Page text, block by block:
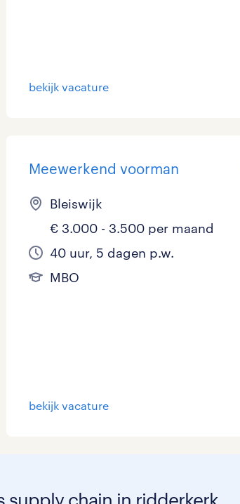
Personeel & Organisatie
bekijk vacature
Meewerkend voorman
Bleiswijk
€ 3.000 - 3.500 per maand
40 uur, 5 dagen p.w.
MBO
bekijk vacature
supply chain in ridderkerk